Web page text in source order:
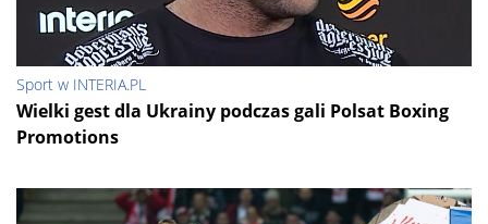
Sport w INTERIA.PL
Wielki gest dla Ukrainy podczas gali Polsat Boxing
Promotions